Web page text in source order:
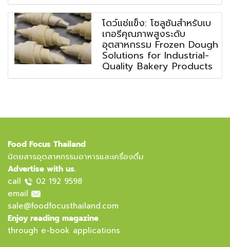
โดว์แช่แข็ง: โซลูชันสำหรับเบ
เกอรีคุณภาพสูงระดับ
อุตสาหกรรม Frozen Dough
Solutions for Industrial-
Quality Bakery Products
Food Focus Thailand
นิตยสารอุตสาหกรรมอาหารและเครื่องดื่ม
Advertise with us.
call
02 192 9598
email
sale@foodfocusthailand.com
Enjoy reading magazine
through e-book applications